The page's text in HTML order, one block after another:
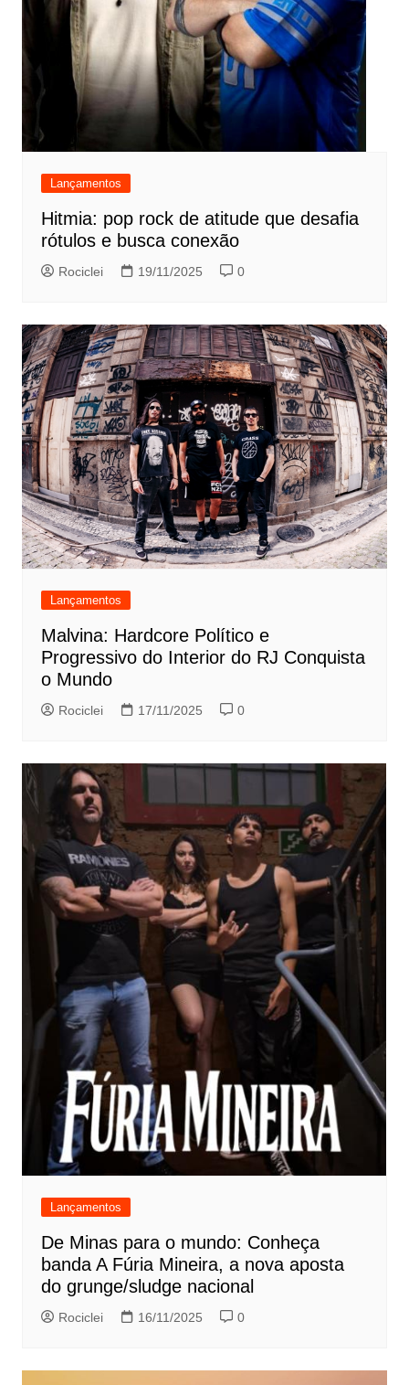
Lançamentos
Hitmia: pop rock de atitude que desafia
rótulos e busca conexão
Rociclei 19/11/2025 0
Lançamentos
Malvina: Hardcore Político e
Progressivo do Interior do RJ Conquista
o Mundo
Rociclei 17/11/2025 0
Lançamentos
De Minas para o mundo: Conheça
banda A Fúria Mineira, a nova aposta
do grunge/sludge nacional
Rociclei 16/11/2025 0